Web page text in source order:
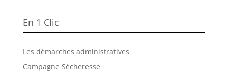
En 1 Clic
Les démarches administratives
Campagne Sécheresse